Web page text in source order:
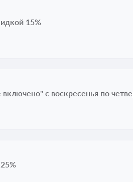
15%
с воскресенья по